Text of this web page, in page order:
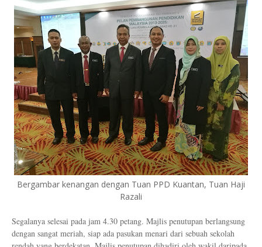
Bergambar kenangan dengan Tuan PPD Kuantan, Tuan Haji
Razali
Segalanya selesai pada jam 4.30 petang. Majlis penutupan berlangsung
dengan sangat meriah, siap ada pasukan menari dari sebuah sekolah